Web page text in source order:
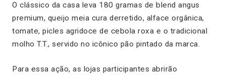
O clássico da casa leva 180 gramas de blend angus
premium, queijo meia cura derretido, alface orgânica,
tomate, picles agridoce de cebola roxa e o tradicional
molho T.T., servido no icônico pão pintado da marca.
Para essa ação, as lojas participantes abrirão